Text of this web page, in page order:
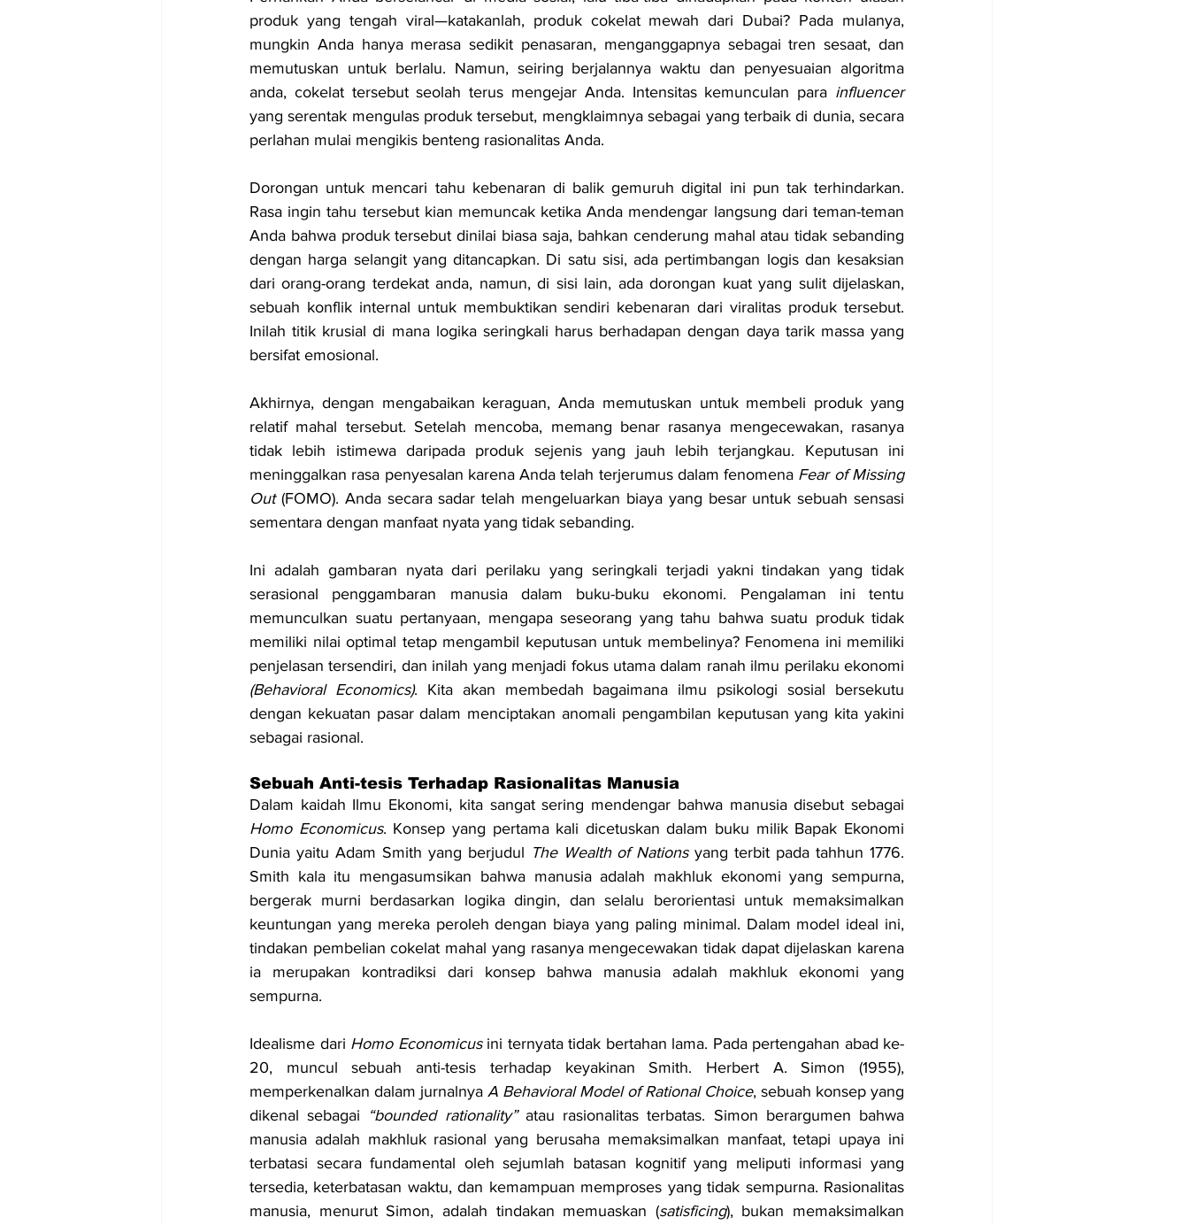
produk yang tengah viral—katakanlah, produk cokelat mewah dari Dubai? Pada mulanya,
mungkin Anda hanya merasa sedikit penasaran, menganggapnya sebagai tren sesaat, dan
memutuskan untuk berlalu. Namun, seiring berjalannya waktu dan penyesuaian algoritma
anda, cokelat tersebut seolah terus mengejar Anda. Intensitas kemunculan para
influencer
yang serentak mengulas produk tersebut, mengklaimnya sebagai yang terbaik di dunia, secara
perlahan mulai mengikis benteng rasionalitas Anda.
Dorongan untuk mencari tahu kebenaran di balik gemuruh digital ini pun tak terhindarkan.
Rasa ingin tahu tersebut kian memuncak ketika Anda mendengar langsung dari teman-teman
Anda bahwa produk tersebut dinilai biasa saja, bahkan cenderung mahal atau tidak sebanding
dengan harga selangit yang ditancapkan. Di satu sisi, ada pertimbangan logis dan kesaksian
dari orang-orang terdekat anda, namun, di sisi lain, ada dorongan kuat yang sulit dijelaskan,
sebuah konflik internal untuk membuktikan sendiri kebenaran dari viralitas produk tersebut.
Inilah titik krusial di mana logika seringkali harus berhadapan dengan daya tarik massa yang
bersifat emosional.
Akhirnya, dengan mengabaikan keraguan, Anda memutuskan untuk membeli produk yang
relatif mahal tersebut. Setelah mencoba, memang benar rasanya mengecewakan, rasanya
tidak lebih istimewa daripada produk sejenis yang jauh lebih terjangkau. Keputusan ini
meninggalkan rasa penyesalan karena Anda telah terjerumus dalam fenomena Fear of Missing
Out (FOMO). Anda secara sadar telah mengeluarkan biaya yang besar untuk sebuah sensasi
sementara dengan manfaat nyata yang tidak sebanding.
Ini adalah gambaran nyata dari perilaku yang seringkali terjadi yakni tindakan yang tidak
serasional penggambaran manusia dalam buku-buku ekonomi. Pengalaman ini tentu
memunculkan suatu pertanyaan, mengapa seseorang yang tahu bahwa suatu produk tidak
memiliki nilai optimal tetap mengambil keputusan untuk membelinya? Fenomena ini memiliki
(Behavioral Economics). Kita akan membedah bagaimana ilmu psikologi sosial bersekutu
dengan kekuatan pasar dalam menciptakan anomali pengambilan keputusan yang kita yakini
sebagai rasional.
Sebuah Anti-tesis Terhadap Rasionalitas Manusia
Homo Economicus. Konsep yang pertama kali dicetuskan dalam buku milik Bapak Ekonomi
Dunia yaitu Adam Smith yang berjudul The Wealth of Nations yang terbit pada tahhun 1776.
Smith kala itu mengasumsikan bahwa manusia adalah makhluk ekonomi yang sempurna,
bergerak murni berdasarkan logika dingin, dan selalu berorientasi untuk memaksimalkan
keuntungan yang mereka peroleh dengan biaya yang paling minimal. Dalam model ideal ini,
tindakan pembelian cokelat mahal yang rasanya mengecewakan tidak dapat dijelaskan karena
ia merupakan kontradiksi dari konsep bahwa manusia adalah makhluk ekonomi yang
sempurna.
Idealisme dari Homo Economicus ini ternyata tidak bertahan lama. Pada pertengahan abad ke-
20, muncul sebuah anti-tesis terhadap keyakinan Smith. Herbert A. Simon (1955),
memperkenalkan dalam jurnalnya A Behavioral Model of Rational Choice, sebuah konsep yang
dikenal sebagai “bounded rationality” atau rasionalitas terbatas. Simon berargumen bahwa
manusia adalah makhluk rasional yang berusaha memaksimalkan manfaat, tetapi upaya ini
terbatasi secara fundamental oleh sejumlah batasan kognitif yang meliputi informasi yang
tersedia, keterbatasan waktu, dan kemampuan memproses yang tidak sempurna. Rasionalitas
manusia, menurut Simon, adalah tindakan memuaskan (satisficing), bukan memaksimalkan